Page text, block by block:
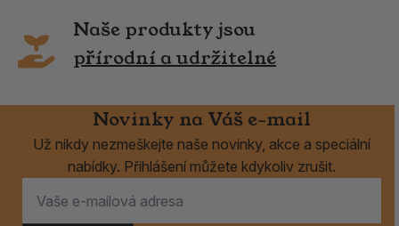
Naše produkty jsou
přírodní a udržitelné
Novinky na Váš e-mail
Už nikdy nezmeškejte naše novinky, akce a speciální
nabídky. Přihlášení můžete kdykoliv zrušit.